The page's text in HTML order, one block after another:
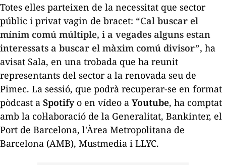
Totes elles parteixen de la necessitat que sector
públic i privat vagin de bracet: “Cal buscar el
mínim comú múltiple, i a vegades alguns estan
interessats a buscar el màxim comú divisor”, ha
avisat Sala, en una trobada que ha reunit
representants del sector a la renovada seu de
Pimec. La sessió, que podrà recuperar-se en format
pòdcast a Spotifyo en vídeo a Youtube, ha comptat
amb la col·laboració de la Generalitat, Bankinter, el
Port de Barcelona, l'Àrea Metropolitana de
Barcelona (AMB), Mustmedia i LLYC.